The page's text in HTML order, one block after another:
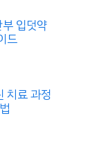
입덧약
드
치료 과정